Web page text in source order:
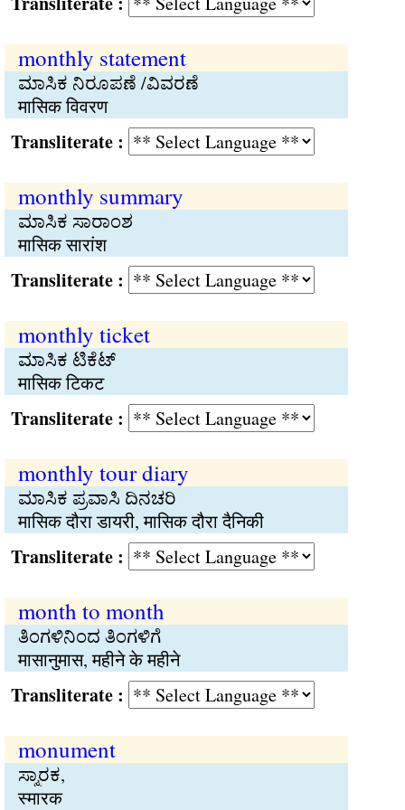
monthly statement
ಮಾಸಿಕ ನಿರೂಪಣೆ /ವಿವರಣೆ
मासिक विवरण
:
monthly summary
ಮಾಸಿಕ ಸಾರಾಂಶ
मासिक सारांश
:
monthly ticket
ಮಾಸಿಕ ಟಿಕೆಟ್
मासिक टिकट
:
monthly tour diary
ಮಾಸಿಕ ಪ್ರವಾಸಿ ದಿನಚರಿ
मासिक दौरा डायरी, मासिक दौरा दैनिकी
:
month to month
ತಿಂಗಳಿನಿಂದ ತಿಂಗಳಿಗೆ
मासानुमास, महीने के महीने
:
monument
ಸ್ಮಾರಕ,
स्मारक